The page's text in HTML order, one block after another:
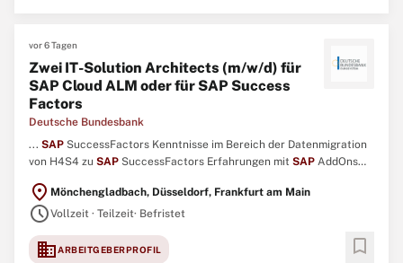
vor 6 Tagen
Zwei IT-Solution Architects (m/w/d) für
SAP Cloud ALM oder für SAP Success
Factors
Deutsche Bundesbank
... SAP SuccessFactors Kenntnisse im Bereich der Datenmigration
von H4S4 zu SAP SuccessFactors Erfahrungen mit SAP AddOns
location_on Mönchengladbach, Düsseldorf, Frankfurt am Main
scheduleVollzeit · Teilzeit· Befristet
domainARBEITGEBERPROFIL bookmark